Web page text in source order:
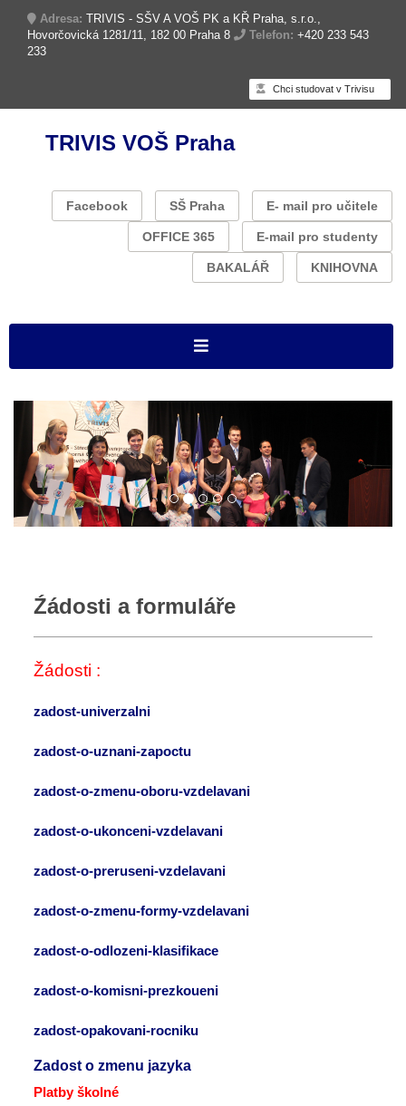
Adresa: TRIVIS - SŠV A VOŠ PK a KŘ Praha, s.r.o.,
Hovorčovická 1281/11, 182 00 Praha 8
Telefon: +420 233 543
233
Chci studovat v Trivisu
TRIVIS VOŠ Praha
Facebook SŠ Praha E- mail pro učitele
OFFICE 365 E-mail pro studenty
BAKALÁŘ KNIHOVNA
Źádosti a formuláře
Žádosti :
zadost-univerzalni
zadost-o-uznani-zapoctu
zadost-o-zmenu-oboru-vzdelavani
zadost-o-ukonceni-vzdelavani
zadost-o-preruseni-vzdelavani
zadost-o-zmenu-formy-vzdelavani
zadost-o-odlozeni-klasifikace
zadost-o-komisni-prezkoueni
zadost-opakovani-rocniku
Zadost o zmenu jazyka
Platby školné